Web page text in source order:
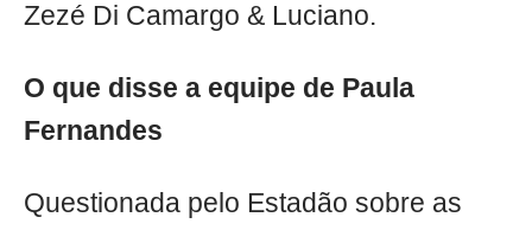
Zezé Di Camargo & Luciano.
O que disse a equipe de Paula
Fernandes
Questionada pelo Estadão sobre as